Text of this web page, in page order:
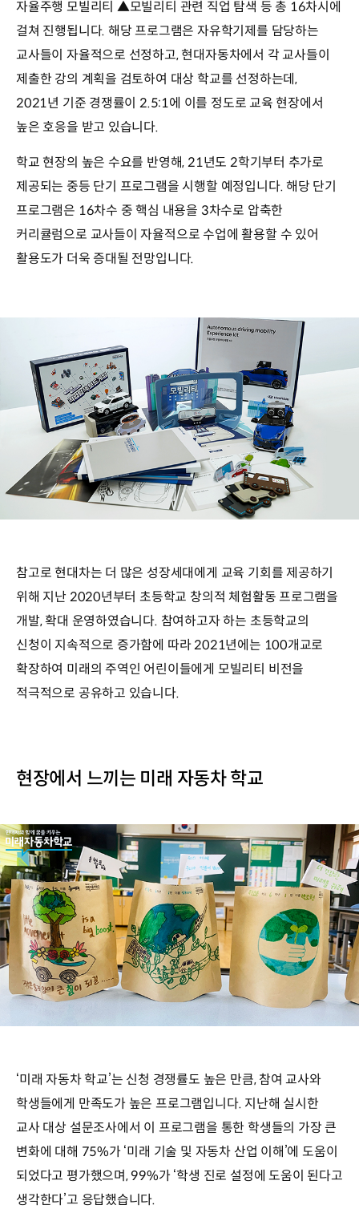
자율주행 모빌리티 ▲모빌리티 관련 직업 탐색 등 총 16차시에
걸쳐 진행됩니다. 해당 프로그램은 자유학기제를 담당하는
교사들이 자율적으로 선정하고, 현대자동차에서 각 교사들이
제출한 강의 계획을 검토하여 대상 학교를 선정하는데,
2021년 기준 경쟁률이 2.5:1에 이를 정도로 교육 현장에서
높은 호응을 받고 있습니다.
학교 현장의 높은 수요를 반영해, 21년도 2학기부터 추가로
제공되는 중등 단기 프로그램을 시행할 예정입니다. 해당 단기
프로그램은 16차수 중 핵심 내용을 3차수로 압축한
커리큘럼으로 교사들이 자율적으로 수업에 활용할 수 있어
활용도가 더욱 증대될 전망입니다.
참고로 현대차는 더 많은 성장세대에게 교육 기회를 제공하기
위해 지난 2020년부터 초등학교 창의적 체험활동 프로그램을
개발, 확대 운영하였습니다. 참여하고자 하는 초등학교의
신청이 지속적으로 증가함에 따라 2021년에는 100개교로
확장하여 미래의 주역인 어린이들에게 모빌리티 비전을
적극적으로 공유하고 있습니다.
현장에서 느끼는 미래 자동차 학교
‘미래 자동차 학교’는 신청 경쟁률도 높은 만큼, 참여 교사와
학생들에게 만족도가 높은 프로그램입니다. 지난해 실시한
교사 대상 설문조사에서 이 프로그램을 통한 학생들의 가장 큰
변화에 대해 75%가 ‘미래 기술 및 자동차 산업 이해’에 도움이
되었다고 평가했으며, 99%가 ‘학생 진로 설정에 도움이 된다고
생각한다’고 응답했습니다.